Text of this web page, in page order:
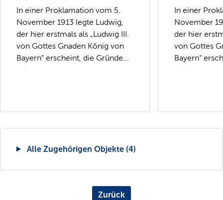
In einer Proklamation vom 5.
November 1913 legte Ludwig,
der hier erstmals als „Ludwig III.
von Gottes Gnaden König von
Bayern“ erscheint, die Gründe...
In einer
November
der hier
von Gottes
Bayern“
Alle Zugehörigen Objekte (4)
Zurück